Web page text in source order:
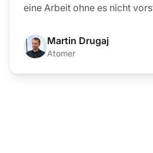
eine Arbeit ohne es nicht
Martin Drugaj
Atomer